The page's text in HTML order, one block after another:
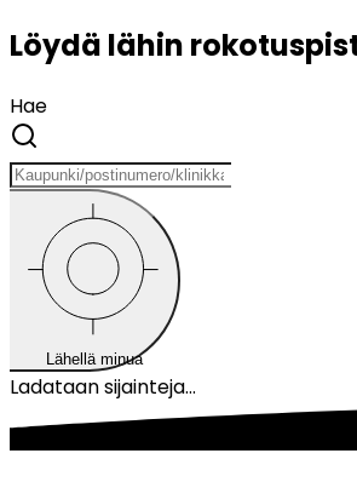
Löydä lähin
Hae
Lähellä minua
Ladataan sijainteja...